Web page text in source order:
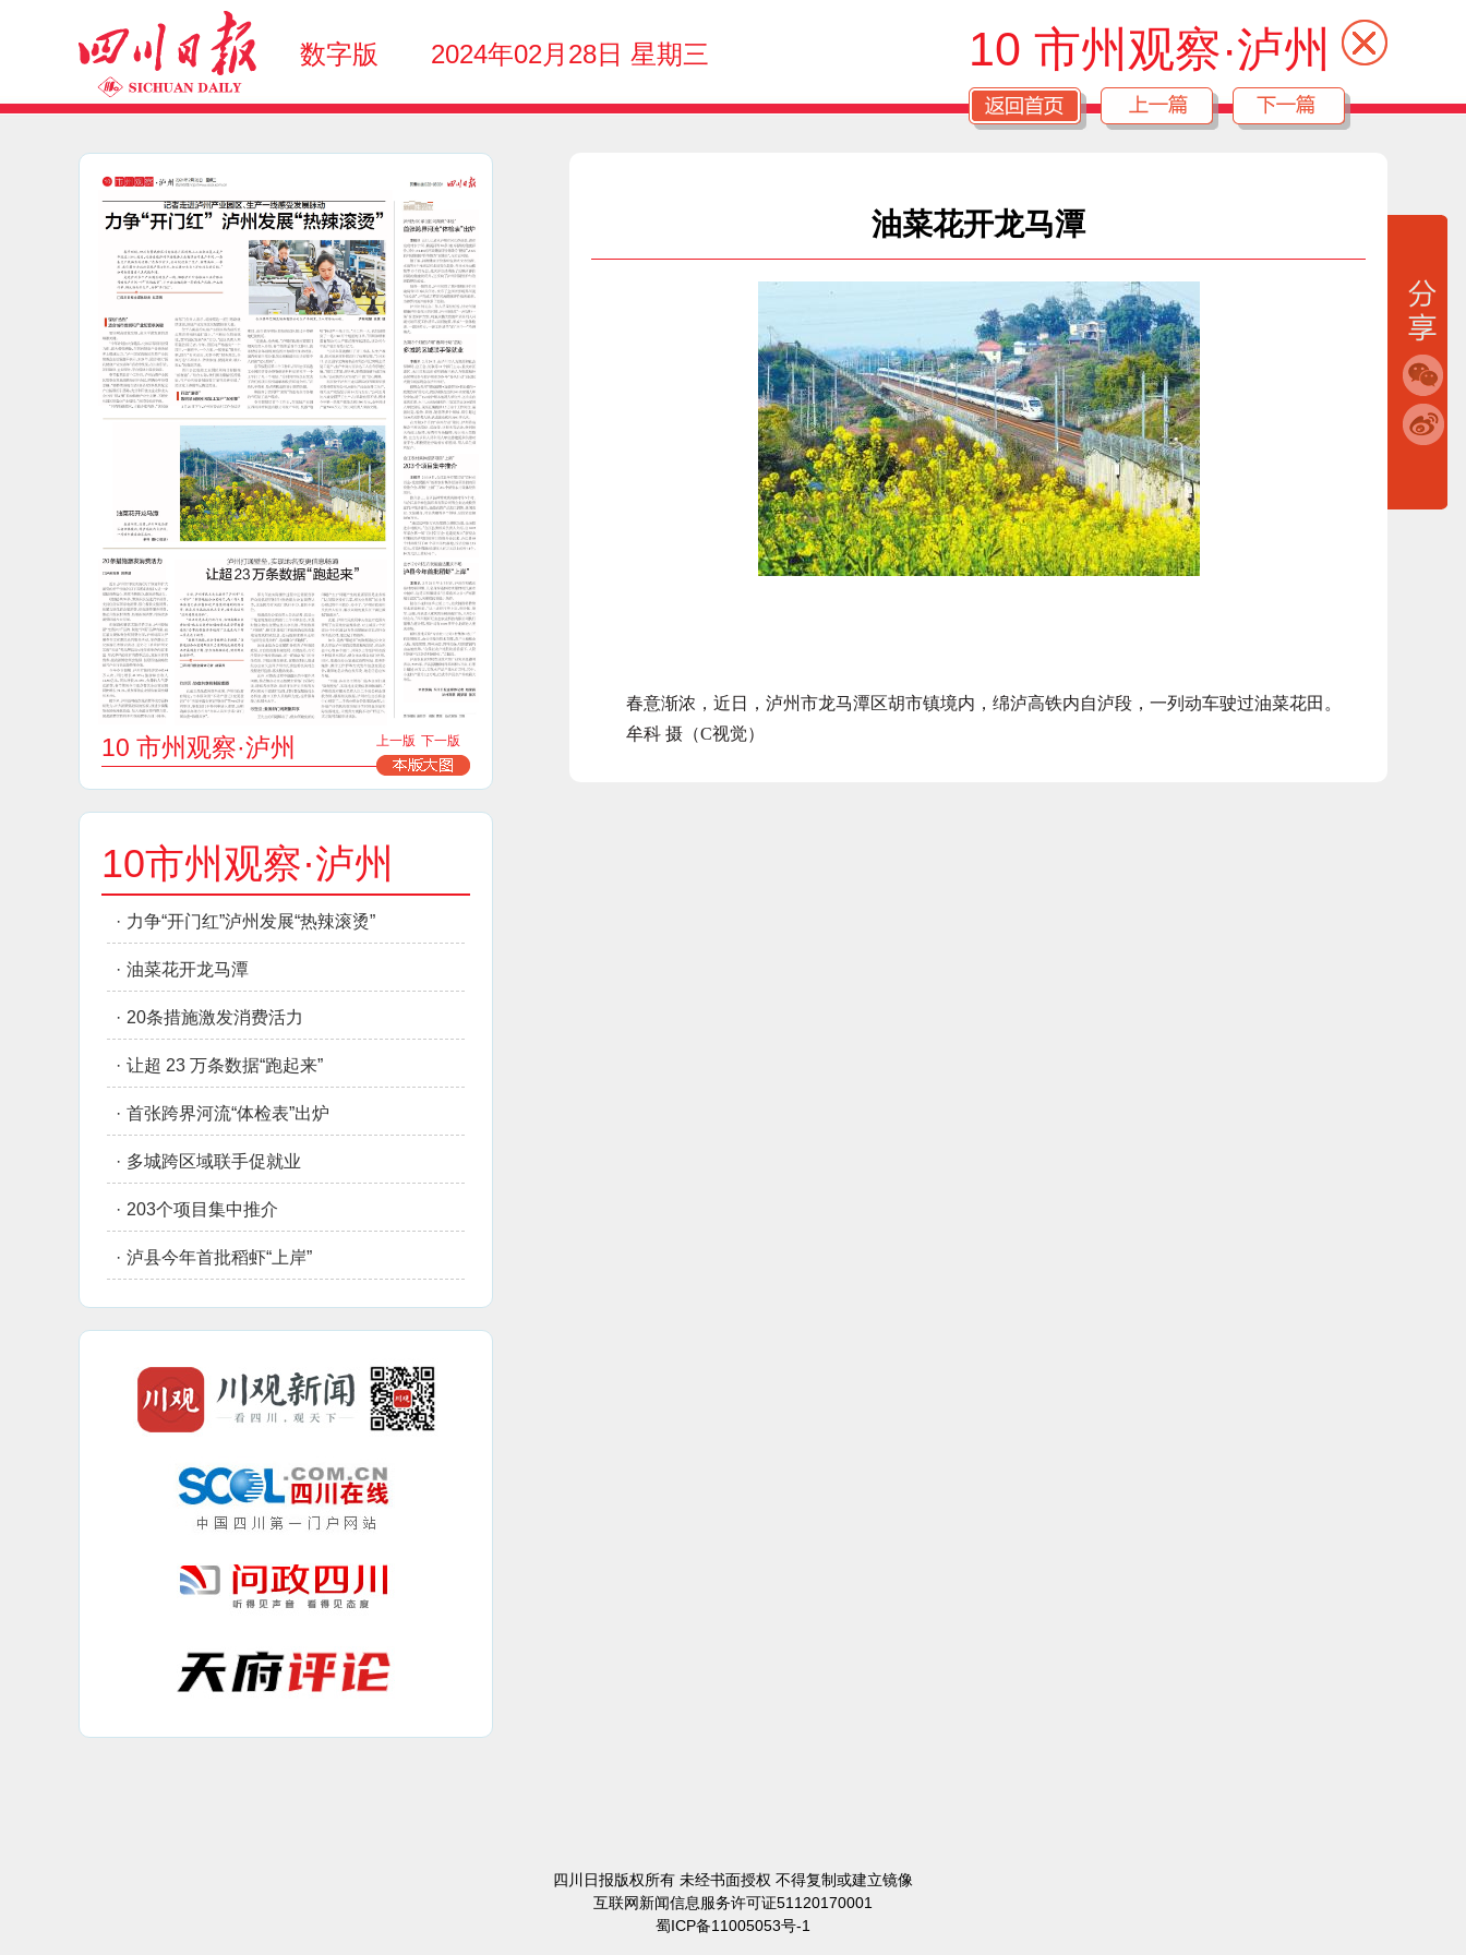
数字版 2024年02月28日 星期三 10 市州观察·泸州
10 市州观察·泸州 上一版 下一版
10市州观察·泸州
· 力争“开门红”泸州发展“热辣滚烫”
· 油菜花开龙马潭
· 20条措施激发消费活力
· 让超 23 万条数据“跑起来”
· 首张跨界河流“体检表”出炉
· 多城跨区域联手促就业
· 203个项目集中推介
· 泸县今年首批稻虾“上岸”
油菜花开龙马潭
春意渐浓，近日，泸州市龙马潭区胡市镇境内，绵泸高铁内自泸段，一列动车驶过油菜花田。
牟科 摄（C视觉）
四川日报版权所有 未经书面授权 不得复制或建立镜像
互联网新闻信息服务许可证51120170001
蜀ICP备11005053号-1